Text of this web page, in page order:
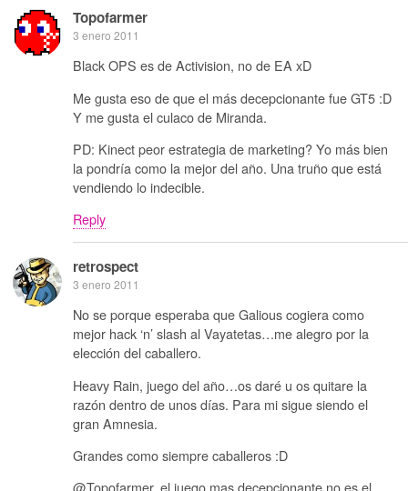
Topofarmer
3 enero 2011
Black OPS es de Activision, no de EA xD
Me gusta eso de que el más decepcionante fue GT5 :D
Y me gusta el culaco de Miranda.
PD: Kinect peor estrategia de marketing? Yo más bien
la pondría como la mejor del año. Una truño que está
vendiendo lo indecible.
Reply
retrospect
3 enero 2011
No se porque esperaba que Galious cogiera como
mejor hack ‘n’ slash al Vayatetas…me alegro por la
elección del caballero.
Heavy Rain, juego del año…os daré u os quitare la
razón dentro de unos días. Para mi sigue siendo el
gran Amnesia.
Grandes como siempre caballeros :D
@Topofarmer, el juego mas decepcionante no es el